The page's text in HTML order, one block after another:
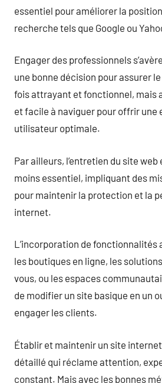
essentiel pour améliorer la
recherche tels que Google ou
Engager des professionnels
une bonne décision pour assurer
fois attrayant et fonctionnel, mais
et facile à naviguer pour offrir une
utilisateur optimale.
Par ailleurs, l’entretien du site
moins essentiel, impliquant des
pour maintenir la protection et la
internet.
L’incorporation de fonctionnalités
les boutiques en ligne, les
vous, ou les espaces
de modifier un site basique en un
engager les clients.
Établir et maintenir un site
détaillé qui réclame attention,
constant. Mais avec les bonnes